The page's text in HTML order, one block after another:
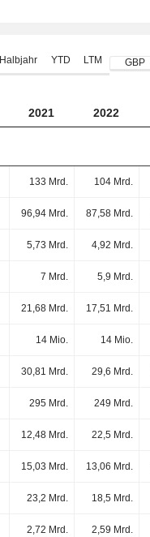
Halbjahr YTD LTM GBP
2021 2022
133 Mrd. 104 Mrd.
96,94 Mrd. 87,58 Mrd.
5,73 Mrd. 4,92 Mrd.
7 Mrd. 5,9 Mrd.
21,68 Mrd. 17,51 Mrd.
14 Mio. 14 Mio.
30,81 Mrd. 29,6 Mrd.
295 Mrd. 249 Mrd.
12,48 Mrd. 22,5 Mrd.
15,03 Mrd. 13,06 Mrd.
23,2 Mrd. 18,5 Mrd.
2,72 Mrd. 2,59 Mrd.